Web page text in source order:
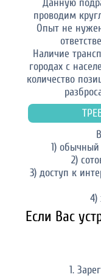
Данную
проводим
Опыт не
Наличие
городах с
количество
1)
2)
3) доступ к
4)
Если Вас
1.